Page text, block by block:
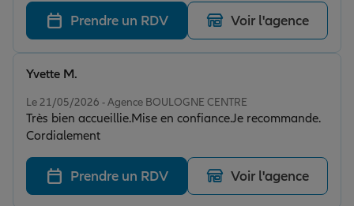
Prendre un RDV Voir l'agence
Le 21/05/2026 - Agence BOULOGNE CENTRE
Très bien accueillie.Mise en confiance.Je recommande.
Cordialement
Yvette M.
Prendre un RDV Voir l'agence